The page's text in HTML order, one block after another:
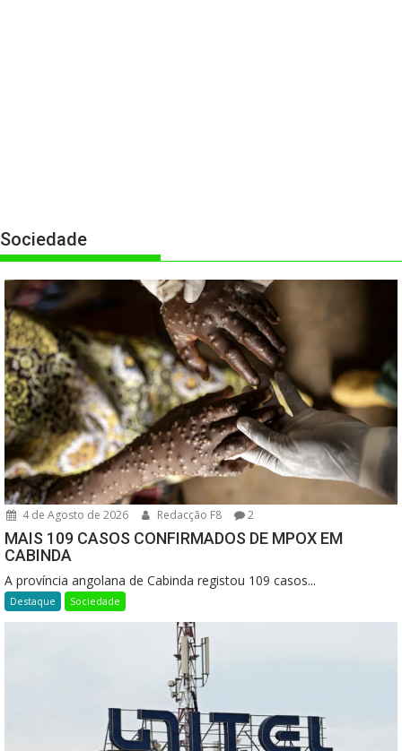
Sociedade
4 de Agosto de 2026 Redacção F8 2
MAIS 109 CASOS CONFIRMADOS DE MPOX EM
CABINDA
A província angolana de Cabinda registou 109 casos...
Destaque Sociedade